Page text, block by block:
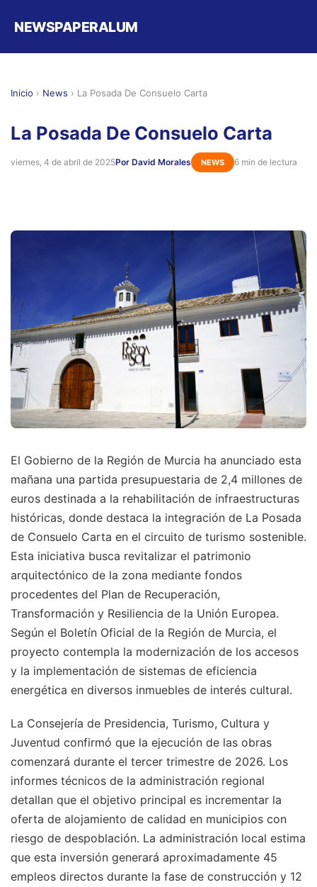
NEWSPAPERALUM
Inicio › News › La Posada De Consuelo Carta
La Posada De Consuelo Carta
viernes, 4 de abril de 2025Por David Morales NEWS 6 min de lectura
El Gobierno de la Región de Murcia ha anunciado esta
mañana una partida presupuestaria de 2,4 millones de
euros destinada a la rehabilitación de infraestructuras
históricas, donde destaca la integración de La Posada
de Consuelo Carta en el circuito de turismo sostenible.
Esta iniciativa busca revitalizar el patrimonio
arquitectónico de la zona mediante fondos
procedentes del Plan de Recuperación,
Transformación y Resiliencia de la Unión Europea.
Según el Boletín Oficial de la Región de Murcia, el
proyecto contempla la modernización de los accesos
y la implementación de sistemas de eficiencia
energética en diversos inmuebles de interés cultural.
La Consejería de Presidencia, Turismo, Cultura y
Juventud confirmó que la ejecución de las obras
comenzará durante el tercer trimestre de 2026. Los
informes técnicos de la administración regional
detallan que el objetivo principal es incrementar la
oferta de alojamiento de calidad en municipios con
riesgo de despoblación. La administración local estima
que esta inversión generará aproximadamente 45
empleos directos durante la fase de construcción y 12